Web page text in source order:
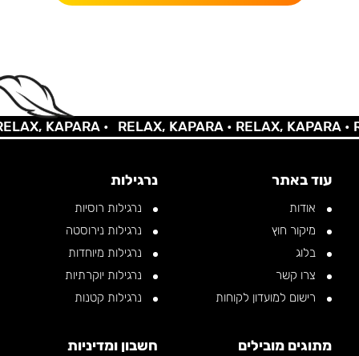
KAPARA • RELAX, KAPARA •RELAX, KAPARA •
עוד באתר
אודות
מיקור חוץ
בלוג
צרו קשר
רישום למועדון לקוחות
נרגילות
נרגילות רוסיות
נרגילות נירוסטה
נרגילות מיוחדות
נרגילות יוקרתיות
נרגילות קטנות
מתוגים מובילים חשבון ומדיניות